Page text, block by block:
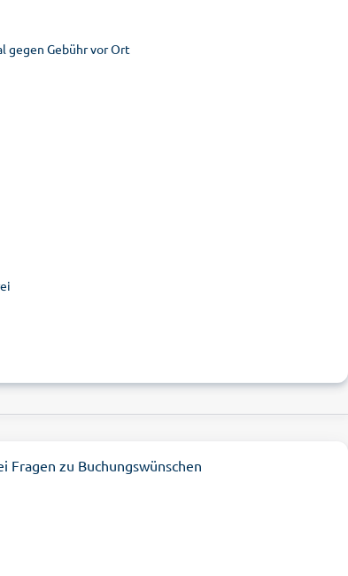
gegen Gebühr vor Ort
Fragen zu Buchungswünschen